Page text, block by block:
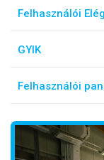
Felhasználói
GYIK
Felhasználói